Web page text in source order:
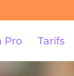
Pro Tarifs